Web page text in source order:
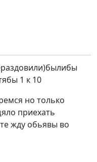
1 к 10
но только
приехать
жду обьявы во